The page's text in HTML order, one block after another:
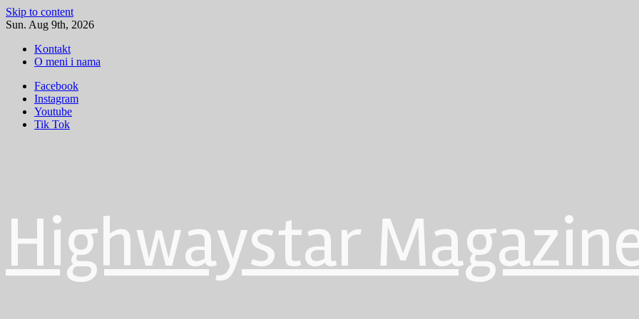
Skip to content
Sun. Aug 9th, 2026
Kontakt
O meni i nama
Facebook
Instagram
Youtube
Tik Tok
Highwaystar